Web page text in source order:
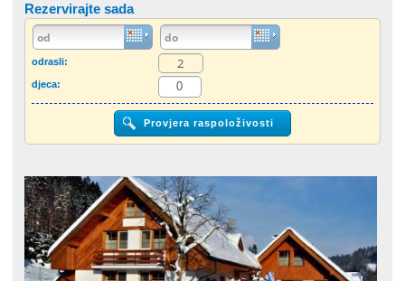
"Last Minute"ponuda + Paušalna ponuda
Druga država
Rezervirajte sada
odrasli:
djeca: